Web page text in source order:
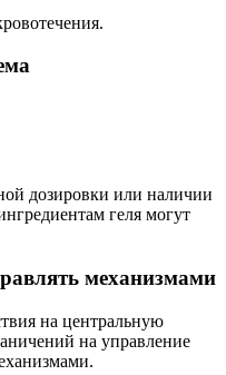
дозировки или наличии
геля могут
механизмами
на центральную
на управление